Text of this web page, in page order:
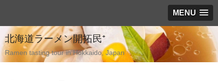
MENU
北海道ラーメン開拓民⁺
Ramen tasting tour in Hokkaido, Japan